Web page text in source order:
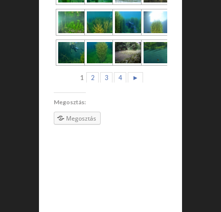
1 2 3 4 ►
Megosztás:
Megosztás